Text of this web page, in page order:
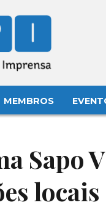
MEMBROS
Sapo
locais